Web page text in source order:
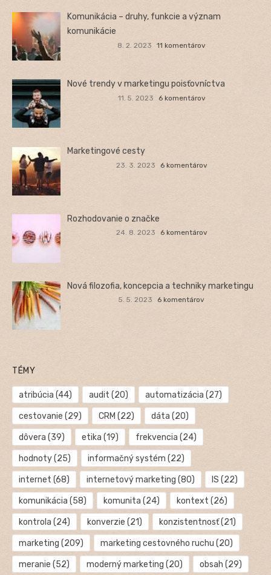
Komunikácia – druhy, funkcie a význam
komunikácie
8. 2. 2023 11 komentárov
Nové trendy v marketingu poisťovníctva
11. 5. 2023 6 komentárov
Marketingové cesty
23. 3. 2023 6 komentárov
Rozhodovanie o značke
24. 8. 2023 6 komentárov
Nová filozofia, koncepcia a techniky marketingu
5. 5. 2023 6 komentárov
TÉMY
atribúcia (44) audit (20) automatizácia (27)
cestovanie (29) CRM (22) dáta (20)
dôvera (39) etika (19) frekvencia (24)
hodnoty(25) informačný systém (22)
internet (68) internetový marketing (80) IS (22)
komunikácia (58) komunita (24) kontext (26)
kontrola (24) konverzie (21) konzistentnosť(21)
marketing (209) marketing cestovného ruchu (20)
meranie (52) moderný marketing (20) obsah (29)